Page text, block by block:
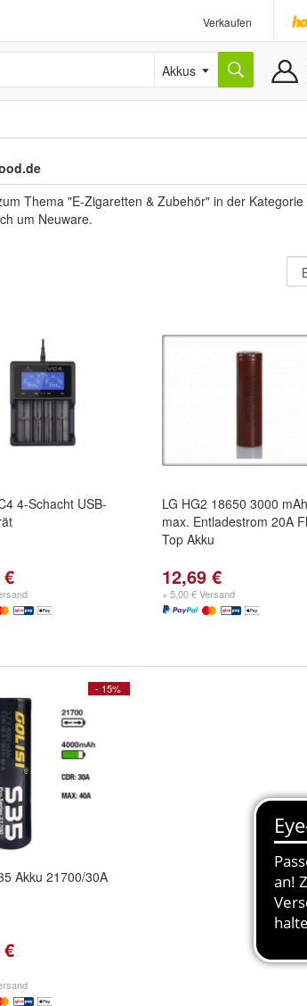
Verkaufen
Akkus
Thema "E-Zigaretten & Zubehör" in der
um Neuware.
4-Schacht USB-
LG HG2 18650 3000 mAh
max. Entladestrom 20A
Top Akku
12,69 €
+ 5,00 € Versand
- 15%
Akku 21700/30A